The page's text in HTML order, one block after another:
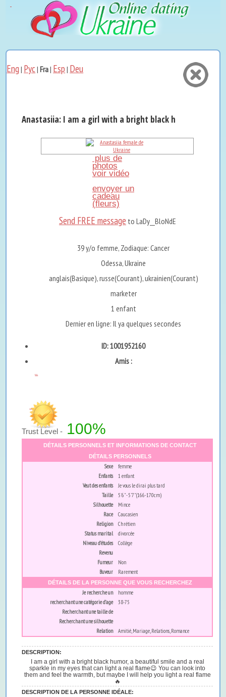
Eng | Рус|Fra| Esp | Deu
Anastasiia: I am a girl with a bright black humor, a
plus de
photos
voir vidéo
envoyer un
cadeau
(fleurs)
Send FREE message to LaDy__BloNdE
39 y/o femme, Zodiaque: Cancer
Odessa, Ukraine
anglais(Basique), russe(Courant), ukrainien(Courant)
marketer
1 enfant
Dernier en ligne: Il ya quelques secondes
ID: 1001952160
Amis :
...
Trust Level - 100%
DÉTAILS PERSONNELS ET INFORMATIONS DE CONTACT
DÉTAILS PERSONNELS
Sexe
femme
Enfants
1 enfant
Veut des enfants
Je vous le dirai plus tard
Taille
5'6" - 5'7" (166-170cm)
Silhouette
Mince
Race
Caucasien
Religion
Chrétien
Status marital
divorcée
Niveau d’études
Collège
Revenu
Fumeur
Non
Buveur
Rarement
DÉTAILS DE LA PERSONNE QUE VOUS RECHERCHEZ
Je recherche un
homme
recherchant une catégorie d’age
38-75
Recherchant une taille de
Recherchant une silhouette
Relation
Amitié, Mariage, Relations, Romance
DESCRIPTION:
I am a girl with a bright black humor, a beautiful smile and a real
sparkle in my eyes that can light a real flame😉 You can look into
them and feel the warmth, but maybe I will help you light a real flame
🔥
DESCRIPTION DE LA PERSONNE IDÉALE: